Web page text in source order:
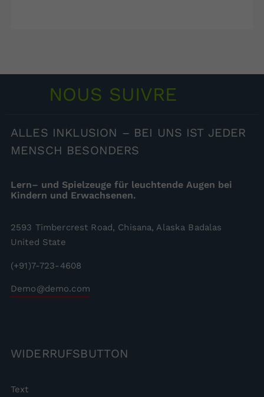
NOUS SUIVRE
ALLES INKLUSION – BEI UNS IST JEDER
MENSCH BESONDERS
Lern– und Spielzeuge für leuchtende Augen bei
Kindern und Erwachsenen.
2593 Timbercrest Road, Chisana, Alaska Badalas
United State
(+91)7-723-4608
Demo@demo.com
WIDERRUFSBUTTON
Text